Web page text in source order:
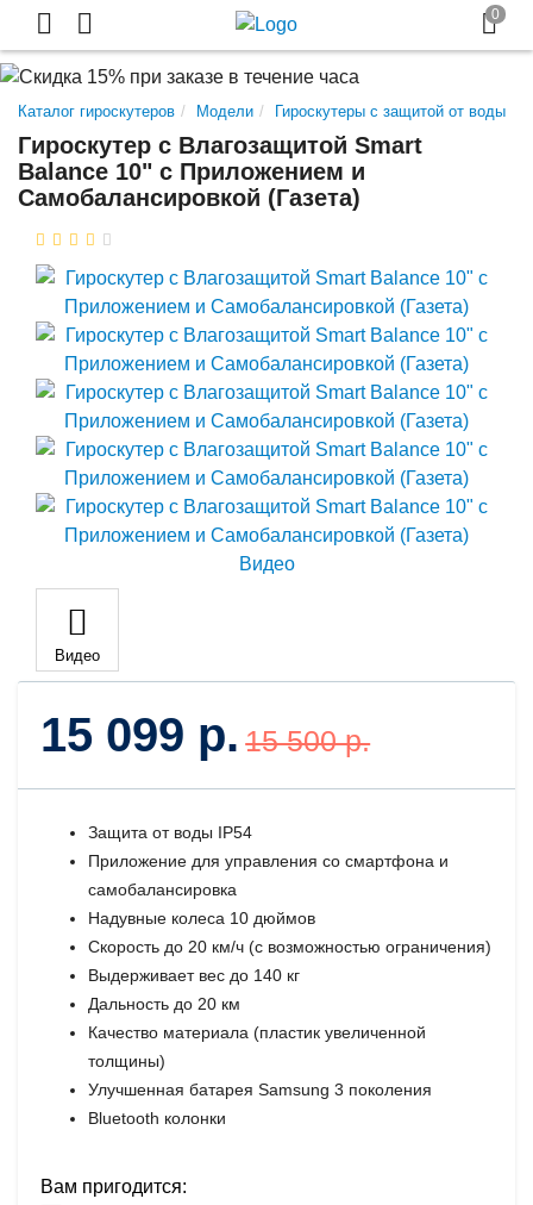
Каталог гироскутеров Модели Гироскутеры с защитой от воды
Гироскутер с Влагозащитой Smart
Balance 10" c Приложением и
Самобалансировкой (Газета)
Видео
15 099 р. 15 500 р.
Защита от воды IP54
Приложение для управления со смартфона и
самобалансировка
Надувные колеса 10 дюймов
Скорость до 20 км/ч (с возможностью ограничения)
Выдерживает вес до 140 кг
Дальность до 20 км
Качество материала (пластик увеличенной
толщины)
Улучшенная батарея Samsung 3 поколения
Bluetooth колонки
Вам пригодится: